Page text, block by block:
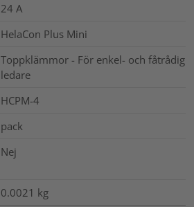
24 A
HelaCon Plus Mini
Toppklämmor - För enkel- och fåtrådig
ledare
HCPM-4
pack
Nej
0.0021 kg